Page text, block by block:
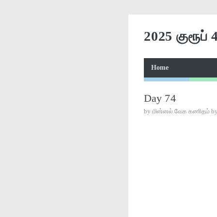
2025 குரூப்
Home
Day 74
by மின்னல் வேக கணிதம் by